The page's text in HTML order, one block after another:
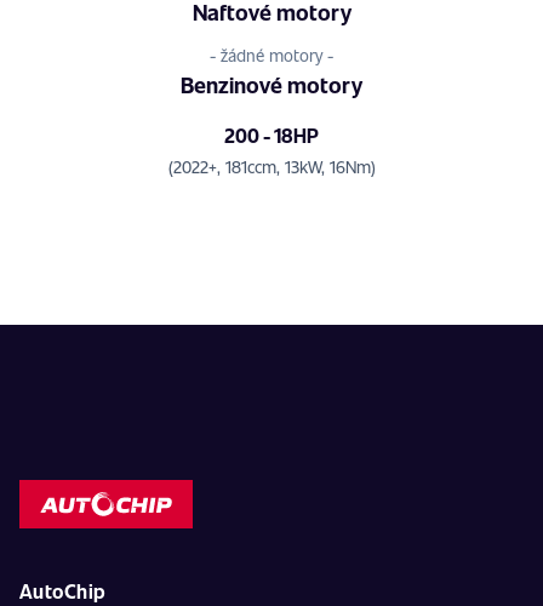
Naftové motory
- žádné motory -
Benzinové motory
200 - 18HP
(2022+, 181ccm, 13kW, 16Nm)
AutoChip